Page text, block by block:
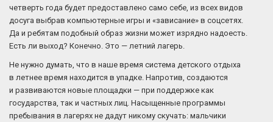
четверть года будет предоставлено само себе, из всех видов
досуга выбрав компьютерные игры и «зависание» в соцсетях.
Да и ребятам подобный образ жизни может изрядно надоесть.
Есть ли выход? Конечно. Это — летний лагерь.
Не нужно думать, что в наше время система детского отдыха
в летнее время находится в упадке. Напротив, создаются
и развиваются новые площадки — при поддержке как
государства, так и частных лиц. Насыщенные программы
пребывания в лагерях не дадут никому скучать: мальчики